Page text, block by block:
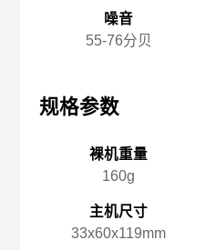
噪音
55-76分贝
规格参数
裸机重量
160g
主机尺寸
33x️60x️119mm